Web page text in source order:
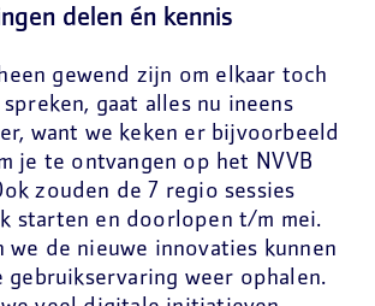
delen én kennis
gewend zijn om elkaar toch
gaat alles nu ineens
want we keken er bijvoorbeeld
je te ontvangen op het NVVB
zouden de 7 regio sessies
starten en doorlopen t/m mei.
we de nieuwe innovaties kunnen
gebruikservaring weer ophalen.